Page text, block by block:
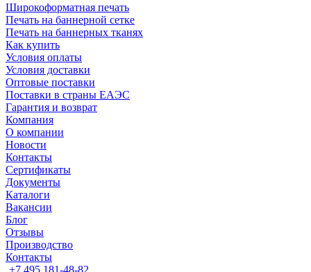
Широкоформатная печать
Печать на баннерной сетке
Печать на баннерных тканях
Как купить
Условия оплаты
Условия доставки
Оптовые поставки
Поставки в страны ЕАЭС
Гарантия и возврат
Компания
О компании
Новости
Контакты
Сертификаты
Документы
Каталоги
Вакансии
Блог
Отзывы
Производство
Контакты
+7 495 181-48-82